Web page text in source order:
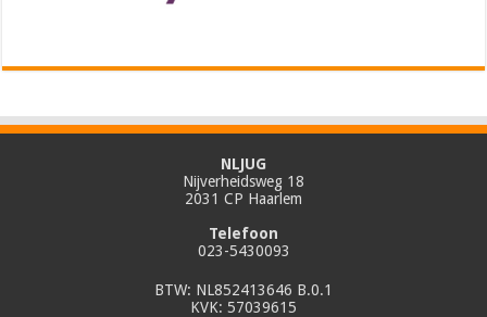
NLJUG
Nijverheidsweg 18
2031 CP Haarlem
Telefoon
023-5430093
BTW: NL852413646 B.0.1
KVK: 57039615